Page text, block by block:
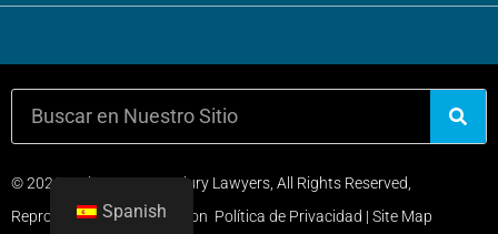
© 2026 Weir & Kestner Injury Lawyers, All Rights Reserved,
Reproduced with Permission Política de Privacidad | Site Map
Spanish